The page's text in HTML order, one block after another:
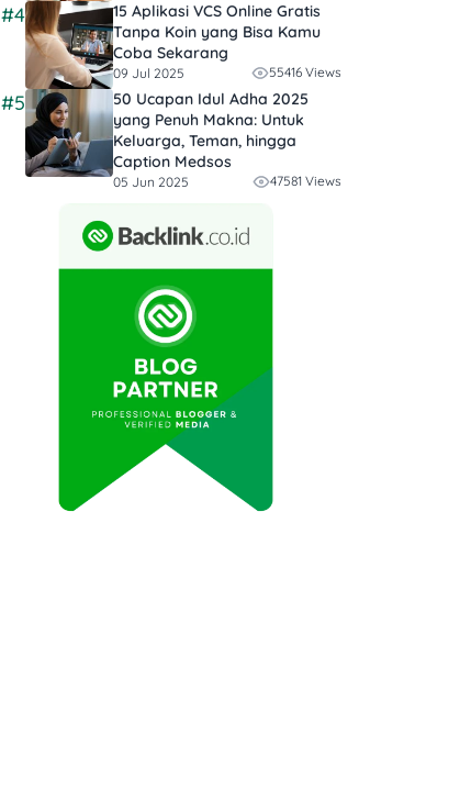
#4
15 Aplikasi VCS Online Gratis
Tanpa Koin yang Bisa Kamu
Coba Sekarang
09 Jul 2025 55416 Views
#5
50 Ucapan Idul Adha 2025
yang Penuh Makna: Untuk
Keluarga, Teman, hingga
Caption Medsos
05 Jun 2025 47581 Views